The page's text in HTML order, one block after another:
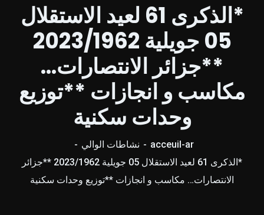
*الذكرى 61 لعيد الاستقلال
05 جويلية 2023/1962
**جزائر الانتصارات…
مكاسب و انجازات **توزيع
وحدات سكنية
acceuil-ar
نشاطات الوالي
*الذكرى 61 لعيد الاستقلال 05 جويلية 2023/1962 **جزائر
الانتصارات… مكاسب و انجازات **توزيع وحدات سكنية